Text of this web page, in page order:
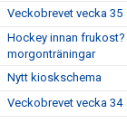
Veckobrevet vecka 35
Hockey innan
morgonträningar
Nytt kioskschema
Veckobrevet vecka 34